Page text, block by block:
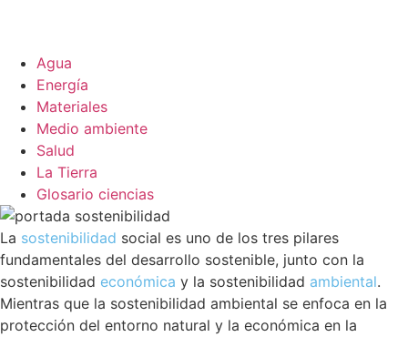
Agua
Energía
Materiales
Medio ambiente
Salud
La Tierra
Glosario ciencias
La sostenibilidad social es uno de los tres pilares
fundamentales del desarrollo sostenible, junto con la
sostenibilidad económica y la sostenibilidad ambiental.
Mientras que la sostenibilidad ambiental se enfoca en la
protección del entorno natural y la económica en la